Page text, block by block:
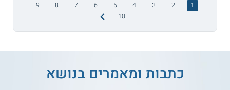
1
2
3
4
5
6
7
8
9
10
כתבות ומאמרים בנושא